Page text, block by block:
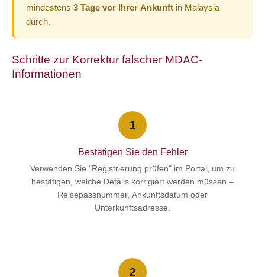
mindestens 3 Tage vor Ihrer Ankunft in Malaysia
durch.
Schritte zur Korrektur falscher MDAC-
Informationen
1
Bestätigen Sie den Fehler
Verwenden Sie "Registrierung prüfen" im Portal, um zu
bestätigen, welche Details korrigiert werden müssen –
Reisepassnummer, Ankunftsdatum oder
Unterkunftsadresse.
2